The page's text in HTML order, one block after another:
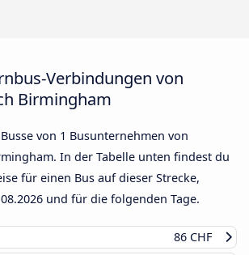
Verbindungen von
Birmingham
von 1 Busunternehmen von
In der Tabelle unten findest du
für einen Bus auf dieser Strecke,
und für die folgenden Tage.
86 CHF